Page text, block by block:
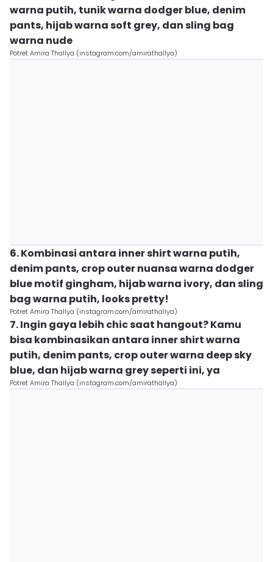
warna putih, tunik warna dodger blue, denim
pants, hijab warna soft grey, dan sling bag
warna nude
Potret Amira Thallya (instagram.com/amirathallya)
6. Kombinasi antara inner shirt warna putih,
denim pants, crop outer nuansa warna dodger
blue motif gingham, hijab warna ivory, dan sling
bag warna putih, looks pretty!
Potret Amira Thallya (instagram.com/amirathallya)
7. Ingin gaya lebih chic saat hangout? Kamu
bisa kombinasikan antara inner shirt warna
putih, denim pants, crop outer warna deep sky
blue, dan hijab warna grey seperti ini, ya
Potret Amira Thallya (instagram.com/amirathallya)